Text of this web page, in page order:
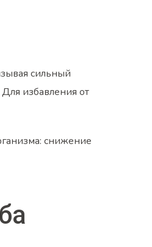
сильный
избавления от
снижение